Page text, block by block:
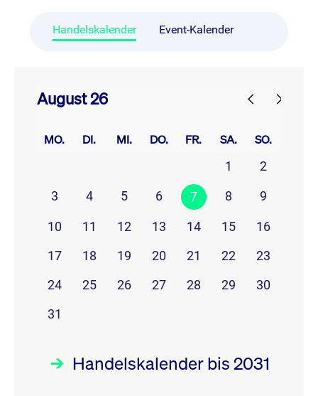
Handelskalender Event-Kalender
August 26
MO. DI. MI. DO. FR. SA. SO.
1
2
3
4 5 6 7 8 9
10 11 12 13 14 15
16
17
18 19 20 21 22
23
24
25 26 27 28 29
30
31
Handelskalender bis 2031